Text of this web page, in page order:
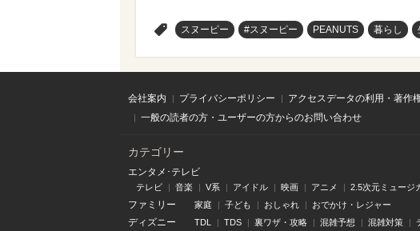
スヌーピー #スヌーピー PEANUTS 暮らし
会社案内 プライバシーポリシー アクセスデータの利用・著作
一般の読者の方・ユーザーの方からのお問い合わせ
カテゴリー
エンタメ･テレビ
テレビ 音楽 V系 アイドル 映画 アニメ 2.5次元ミュージ
ファミリー 家庭 子ども おしゃれ おでかけ・レジャー
ディズニー TDL TDS 裏ワザ・攻略 混雑予想 混雑対策